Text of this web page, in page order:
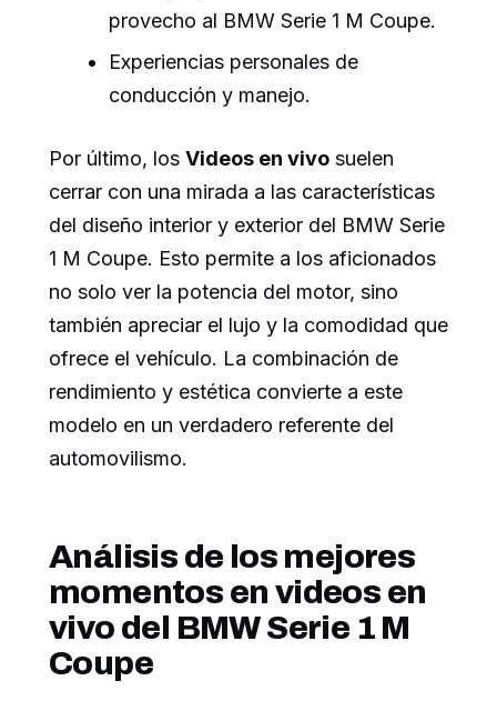
provecho al BMW Serie 1 M Coupe.
Experiencias personales de
conducción y manejo.
Por último, los Videos en vivo suelen
cerrar con una mirada a las características
del diseño interior y exterior del BMW Serie
1 M Coupe. Esto permite a los aficionados
no solo ver la potencia del motor, sino
también apreciar el lujo y la comodidad que
ofrece el vehículo. La combinación de
rendimiento y estética convierte a este
modelo en un verdadero referente del
automovilismo.
Análisis de los mejores
momentos en videos en
vivo del BMW Serie 1 M
Coupe